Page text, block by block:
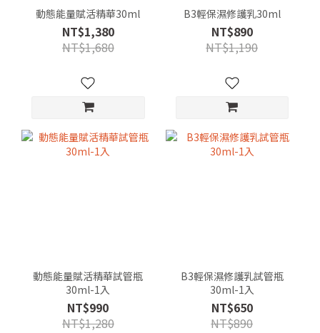
動態能量賦活精華30ml
NT$1,380
NT$1,680
B3輕保濕修護乳30ml
NT$890
NT$1,190
動態能量賦活精華試管瓶
30ml-1入
NT$990
NT$1,280
B3輕保濕修護乳試管瓶
30ml-1入
NT$650
NT$890